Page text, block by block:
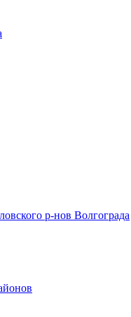
р-нов Волгограда